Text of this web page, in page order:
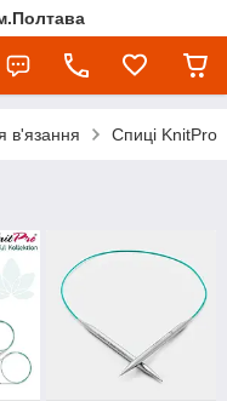
в'язання Спиці KnitPro